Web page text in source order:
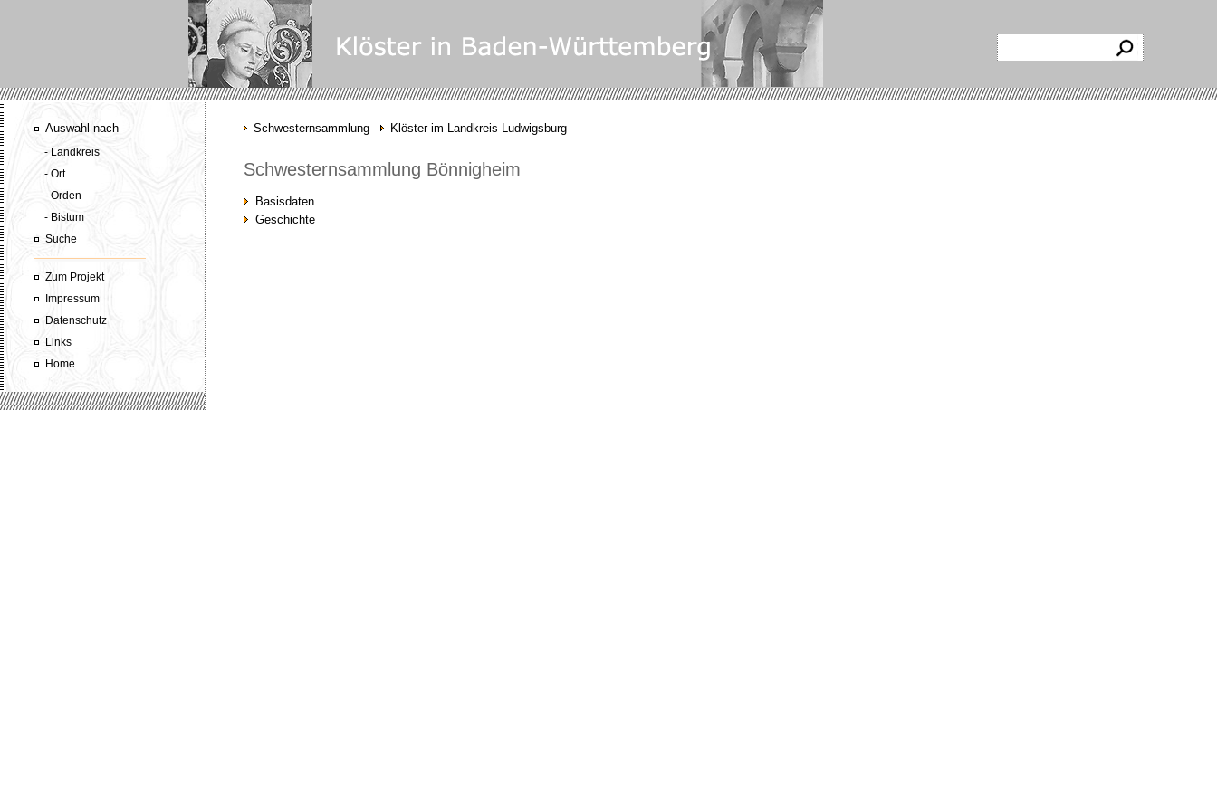
Auswahl nach
- Landkreis
- Ort
- Orden
- Bistum
Suche
Zum Projekt
Impressum
Datenschutz
Links
Home
Schwesternsammlung Klöster im Landkreis Ludwigsburg
Schwesternsammlung Bönnigheim
Basisdaten
Geschichte